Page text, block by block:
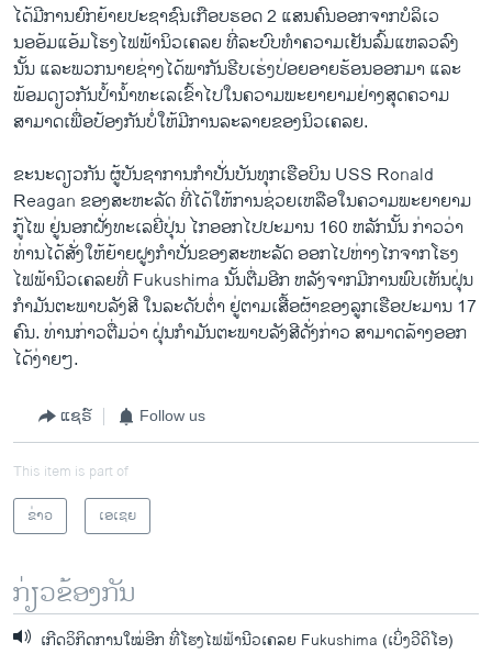
ໄດ້​ມີ​ການ​ຍົກຍ້າຍ​ປະຊາຊົນ​ເກືອບ​ຮອດ 2 ​ແສນ​ຄົນ​ອອກ​ຈາກ​ບໍລິ​ເວ​
ນອອ້ມ​ແອ້ມ​ໂຮງ​ໄຟຟ້າ​ນິວ​ເຄລຍ ທີ່​ລະບົບ​ທໍາ​ຄວາມ​ເຢັນ​ລົ້ມ​ແຫລວ​ລົງ​
ນັ້ນ ​ແລະ​ພວກ​ນາຍ​ຊ່າງ​ໄດ້​ພາກັນ​ຮີບເຮ່ງ​ປ່ອຍ​ອາຍ​ຮ້ອນ​ອອກ​ມາ ​ແລະ​
ພ້ອມ​ດຽວ​ກັນ​ປໍ້າ​ນໍ້າ​ທະ​ເລ​ເຂົ້າ​ໄປໃນ​ຄວາມ​ພະຍາຍາມ​ຢ່າງ​ສຸດ​ຄວາມ​
ສາມາດ​ເພື່ອ​ປ້ອງ​ກັນ​ບໍ່​ໃຫ້​ມີ​ການ​ລະລາຍ​ຂອງ​ນິວ​ເຄລຍ.
ຂະນະ​ດຽວ​ກັນ ຜູ້​ບັນຊາ​ການ​ກໍາ​ປັ່ນ​ບັນທຸກ​ເຮືອບິນ USS Ronald
Reagan ຂອງ​ສະຫະລັດ ທີ່​ໄດ້​ໃຫ້ກາ​ນຊ່ວຍ​ເຫລືອ​ໃນ​ຄວາມ​ພະຍາຍາມ​
ກູ້​ໄພ ຢູ່​ນອກຝັ່ງ​ທະ​ເລ​ຍີ່ປຸ່ນ​ ​ໄກອອກ​ໄປປະມານ 160 ຫລັກ​ນັ້ນ ກ່າວ​ວ່າ
ທ່ານ​ໄດ້​ສັ່ງ​ໃຫ້​ຍ້າຍ​ຝູງກໍາ​ປັ່ນ​ຂອງ​ສະຫະລັດ ອອກ​ໄປ​ຫ່າງ​ໄກ​ຈາກ​ໂຮງ​
ໄຟຟ້າ​ນິວ​ເຄລຍທີ່ Fukushima ນັ້ນຕື່ມ​ອີກ ຫລັງ​ຈາກ​ມີ​ການ​ພົບ​ເຫັນຝຸ່ນ​
ກໍາ​ມັນ​ຕະພາບ​ລັງສີ ​ໃນ​ລະດັບ​ຕໍ່າ ​ຢູ່ຕາມເສື້ອ​ຜ້າ​ຂອງລູກ​ເຮືອ​ປະມານ 17
ຄົນ. ທ່ານ​ກ່າວ​ຕື່ມ​ວ່າ ຝຸ່ນ​ກໍາ​ມັນ​ຕະພາບ​ລັງ​ສີ​ດັ່ງກ່າວ ສາມາດ​ລ້າງອອກ​
ໄດ້​ງ່າຍໆ.
ແຊຣ໌ Follow us
This item is part of
ຂ່າວ
ເອເຊຍ
ກ່ຽວຂ້ອງກັນ
ເກີດວິກິດການໃໝ່ອີກ ທີ່ໂຮງໄຟຟ້ານີວເຄລຍ Fukushima (ເບິ່ງວີດິໂອ)